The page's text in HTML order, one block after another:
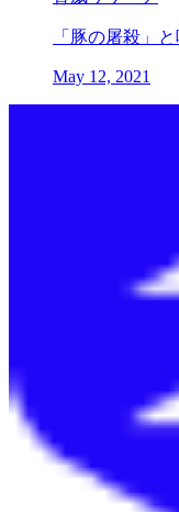
「豚の屠殺」
May 12, 2021